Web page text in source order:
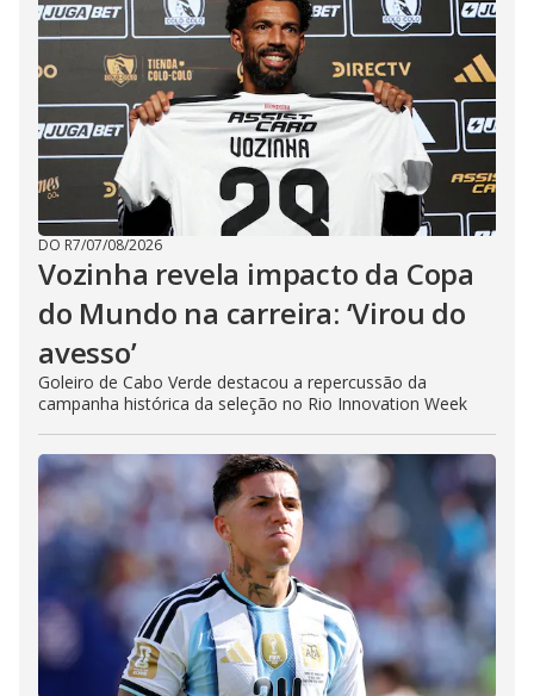
DO R7/07/08/2026
Vozinha revela impacto da Copa
do Mundo na carreira: ‘Virou do
avesso’
Goleiro de Cabo Verde destacou a repercussão da
campanha histórica da seleção no Rio Innovation Week